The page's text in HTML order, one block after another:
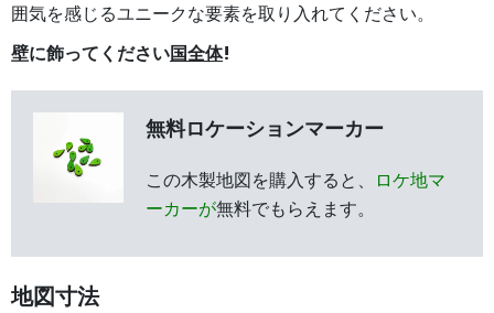
囲気を感じるユニークな要素を取り入れてください。
壁に飾ってください国全体!
無料ロケーションマーカー
この木製地図を購入すると、
ロケ地マ
ーカーが無料でもらえます。
地図寸法